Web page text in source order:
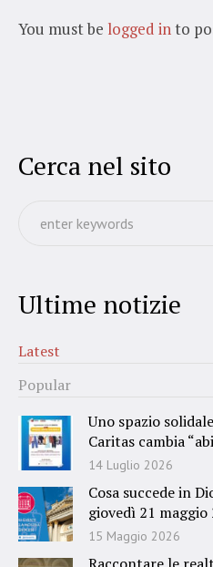
You must be logged into
Cerca nel sito
Ultime notizie
Latest
Popular
Uno spazio
Caritas cambia
14 Luglio 2026
Cosa succede in
giovedì 21 maggio
15 Maggio 2026